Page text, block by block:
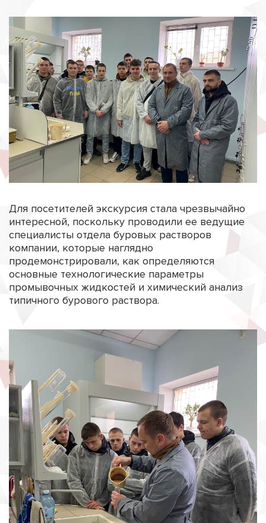
Для посетителей экскурсия стала чрезвычайно
интересной, поскольку проводили ее ведущие
специалисты отдела буровых растворов
компании, которые наглядно
продемонстрировали, как определяются
основные технологические параметры
промывочных жидкостей и химический анализ
типичного бурового раствора.